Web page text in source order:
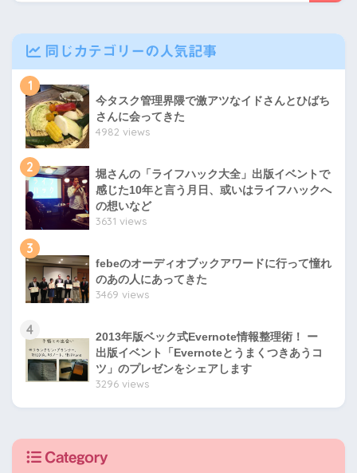
同じカテゴリーの人気記事
1
今タスク管理界隈で激アツなイドさんとひばち
さんに会ってきた
4982 views
2
堀さんの「ライフハック大全」出版イベントで
感じた10年と言う月日、或いはライフハックへ
の想いなど
3631 views
3
febeのオーディオブックアワードに行って憧れ
のあの人にあってきた
3469 views
4
2013年版ベック式Evernote情報整理術！ ー
出版イベント「Evernoteとうまくつきあうコ
ツ」のプレゼンをシェアします
3296 views
Category